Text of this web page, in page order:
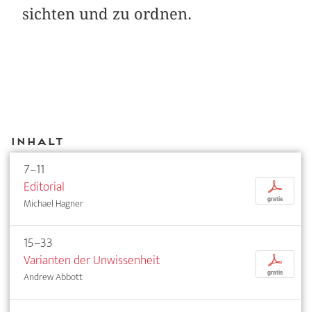
sichten und zu ordnen.
Inhalt
7–11
Editorial
Michael Hagner
p
gratis
15–33
Varianten der Unwissenheit
Andrew Abbott
p
gratis